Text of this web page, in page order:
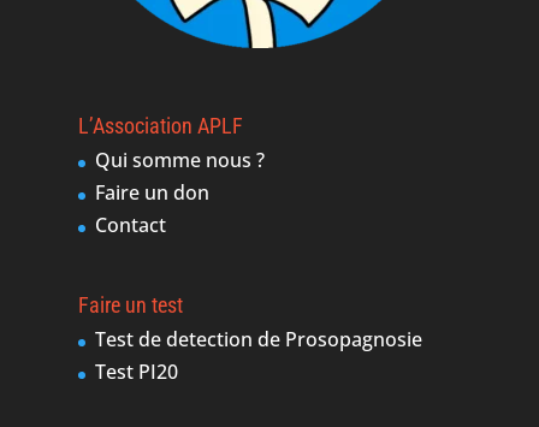
L’Association APLF
Qui somme nous ?
Faire un don
Contact
Faire un test
Test de detection de Prosopagnosie
Test PI20